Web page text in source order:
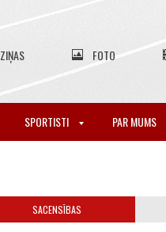
ZIŅAS FOTO
SPORTISTI PAR MUMS
SACENSĪBAS